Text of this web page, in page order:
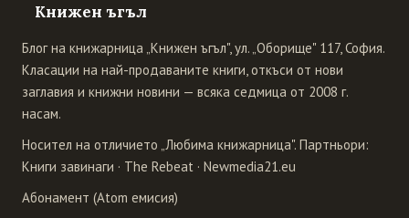
Книжен ъгъл
Блог на книжарница „Книжен ъгъл", ул. „Оборище" 117, София.
Класации на най-продаваните книги, откъси от нови
заглавия и книжни новини — всяка седмица от 2008 г.
насам.
Носител на отличието „Любима книжарница". Партньори:
Книги завинаги · The Rebeat · Newmedia21.eu
Абонамент (Atom емисия)